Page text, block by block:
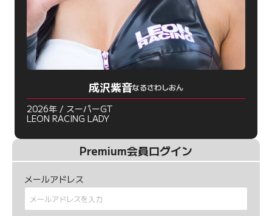
成沢紫音なるさわしおん
2026年 / スーパーGT
LEON RACING LADY
Premium会員ログイン
メールアドレス